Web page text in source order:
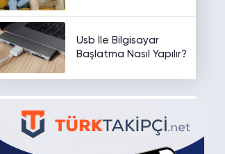
Usb İle Bilgisayar
Başlatma Nasıl Yapılır?